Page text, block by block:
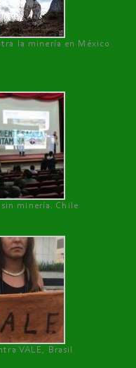
la minería en México
minería. Chile
VALE, Brasil